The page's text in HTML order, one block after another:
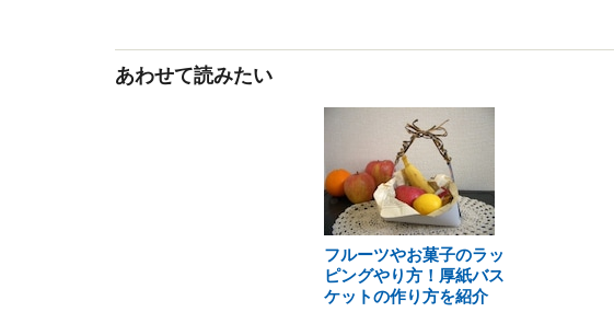
あわせて読みたい
フルーツやお菓子のラッ
ピングやり方！厚紙バス
ケットの作り方を紹介